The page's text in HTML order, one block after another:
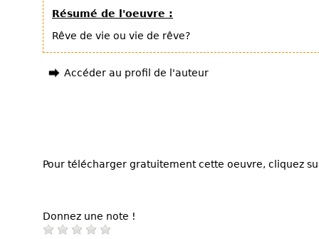
Résumé de l'oeuvre :
Rêve de vie ou vie de rêve?
Accéder au profil de l'auteur
Pour télécharger gratuitement cette oeuvre, cliquez
Donnez une note !